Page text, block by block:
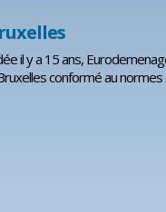
il y a 15 ans,
conformé au